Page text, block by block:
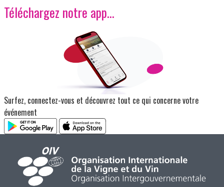
Téléchargez notre app…
Surfez, connectez-vous et découvrez tout ce qui concerne votre
événement